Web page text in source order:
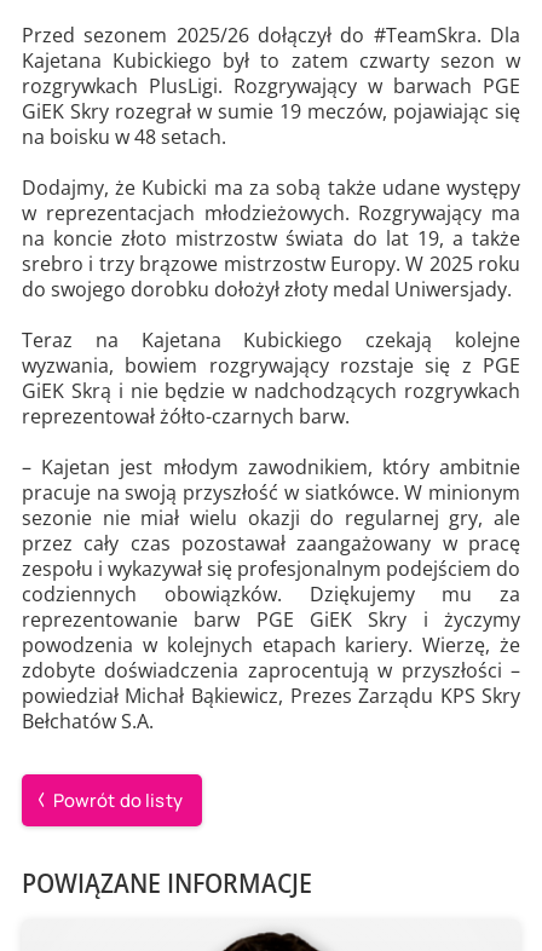
Przed sezonem 2025/26 dołączył do #TeamSkra. Dla
Kajetana Kubickiego był to zatem czwarty sezon w
rozgrywkach PlusLigi. Rozgrywający w barwach PGE
GiEK Skry rozegrał w sumie 19 meczów, pojawiając się
na boisku w 48 setach.
Dodajmy, że Kubicki ma za sobą także udane występy
w reprezentacjach młodzieżowych. Rozgrywający ma
na koncie złoto mistrzostw świata do lat 19, a także
srebro i trzy brązowe mistrzostw Europy. W 2025 roku
do swojego dorobku dołożył złoty medal Uniwersjady.
Teraz na Kajetana Kubickiego czekają kolejne
wyzwania, bowiem rozgrywający rozstaje się z PGE
GiEK Skrą i nie będzie w nadchodzących rozgrywkach
reprezentował żółto-czarnych barw.
– Kajetan jest młodym zawodnikiem, który ambitnie
pracuje na swoją przyszłość w siatkówce. W minionym
sezonie nie miał wielu okazji do regularnej gry, ale
przez cały czas pozostawał zaangażowany w pracę
zespołu i wykazywał się profesjonalnym podejściem do
codziennych obowiązków. Dziękujemy mu za
reprezentowanie barw PGE GiEK Skry i życzymy
powodzenia w kolejnych etapach kariery. Wierzę, że
zdobyte doświadczenia zaprocentują w przyszłości –
powiedział Michał Bąkiewicz, Prezes Zarządu KPS Skry
Bełchatów S.A.
Powrót do listy
POWIĄZANE INFORMACJE